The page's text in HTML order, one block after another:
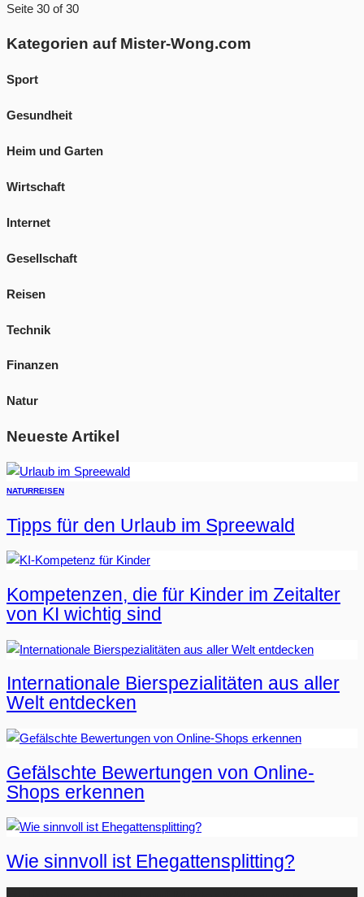
Seite 30 of 30
Kategorien auf Mister-Wong.com
Sport
Gesundheit
Heim und Garten
Wirtschaft
Internet
Gesellschaft
Reisen
Technik
Finanzen
Natur
Neueste Artikel
NATURREISEN
Tipps für den Urlaub im Spreewald
Kompetenzen, die für Kinder im Zeitalter
von KI wichtig sind
Internationale Bierspezialitäten aus aller
Welt entdecken
Gefälschte Bewertungen von Online-
Shops erkennen
Wie sinnvoll ist Ehegattensplitting?